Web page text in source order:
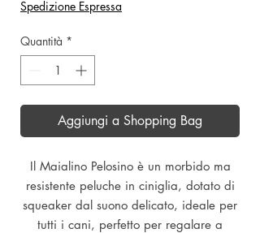
Spedizione Espressa
Quantità *
Aggiungi a Shopping Bag
Il Maialino Pelosino è un morbido ma
resistente peluche in ciniglia, dotato di
squeaker dal suono delicato, ideale per
tutti i cani, perfetto per regalare a